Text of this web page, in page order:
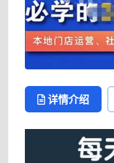
详情介绍